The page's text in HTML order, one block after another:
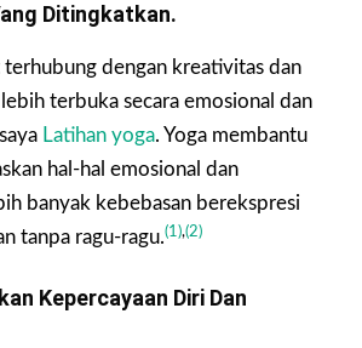
Ditingkatkan.
terhubung dengan kreativitas dan
terbuka secara emosional dan
Latihan yoga. Yoga membantu
hal-hal emosional dan
banyak kebebasan berekspresi
tanpa ragu-ragu.(1),(2)
Kepercayaan Diri Dan